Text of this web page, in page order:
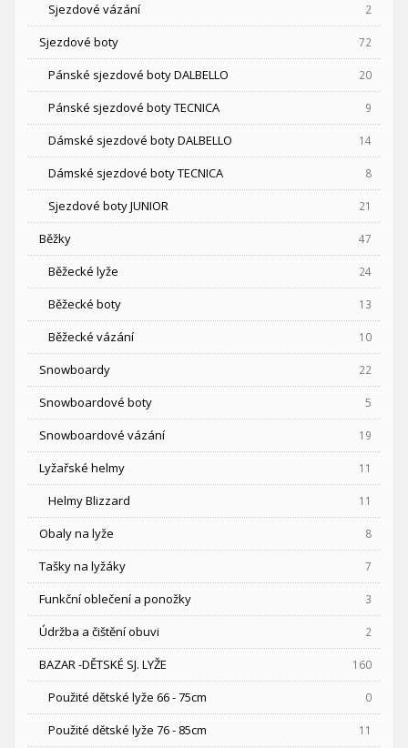
Sjezdové vázání 2
Sjezdové boty 72
Pánské sjezdové boty DALBELLO 20
Pánské sjezdové boty TECNICA 9
Dámské sjezdové boty DALBELLO 14
Dámské sjezdové boty TECNICA 8
Sjezdové boty JUNIOR 21
Běžky 47
Běžecké lyže 24
Běžecké boty 13
Běžecké vázání 10
Snowboardy 22
Snowboardové boty 5
Snowboardové vázání 19
Lyžařské helmy 11
Helmy Blizzard 11
Obaly na lyže 8
Tašky na lyžáky 7
Funkční oblečení a ponožky 3
Údržba a čištění obuvi 2
BAZAR -DĚTSKÉ SJ. LYŽE 160
Použité dětské lyže 66 - 75cm 0
Použité dětské lyže 76 - 85cm 11